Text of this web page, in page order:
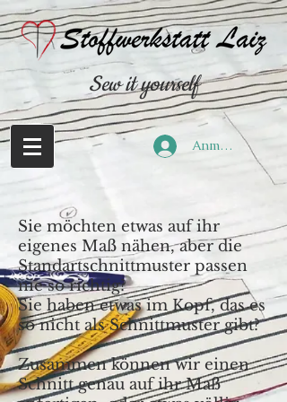
Sew it yourself
Anmelden
Sie möchten etwas auf ihr
eigenes Maß nähen, aber die
Standartschnittmuster passen
nie so richtig?
Sie haben etwas im Kopf, das es
so nicht als Schnittmuster gibt?
Zusammen können wir einen
Schnitt genau auf ihr Maß